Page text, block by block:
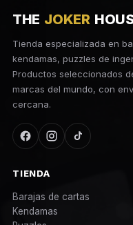
THE JOKER
Tienda especializada en
kendamas, puzzles de
Productos seleccionados
marcas del mundo, con
cercana.
TIENDA
Barajas de cartas
Kendamas